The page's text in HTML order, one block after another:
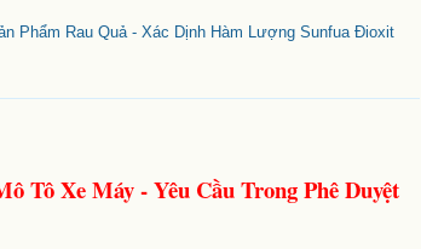
Phẩm Rau Quả - Xác Dịnh Hàm Lượng Sunfua Đioxit
Tô Xe Máy - Yêu Cầu Trong Phê Duyệt